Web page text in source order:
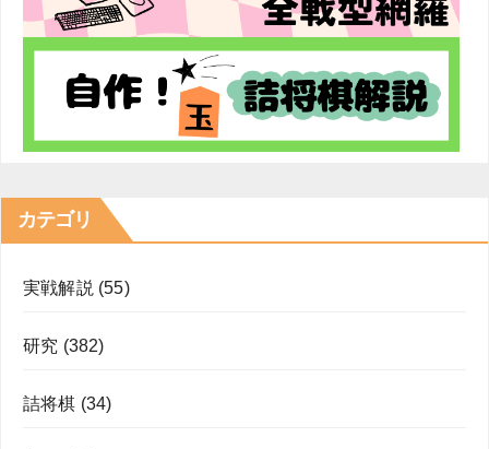
カテゴリ
実戦解説 (55)
研究 (382)
詰将棋 (34)